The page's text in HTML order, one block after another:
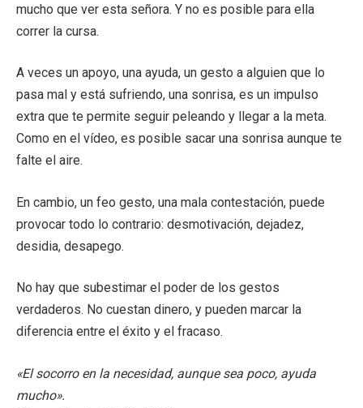
mucho que ver esta señora. Y no es posible para ella
correr la cursa.
A veces un apoyo, una ayuda, un gesto a alguien que lo
pasa mal y está sufriendo, una sonrisa, es un impulso
extra que te permite seguir peleando y llegar a la meta.
Como en el vídeo, es posible sacar una sonrisa aunque te
falte el aire.
En cambio, un feo gesto, una mala contestación, puede
provocar todo lo contrario: desmotivación, dejadez,
desidia, desapego.
No hay que subestimar el poder de los gestos
verdaderos. No cuestan dinero, y pueden marcar la
diferencia entre el éxito y el fracaso.
«El socorro en la necesidad, aunque sea poco, ayuda
mucho».